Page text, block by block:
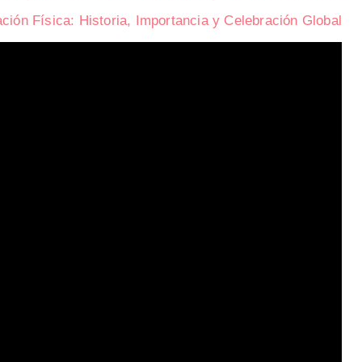
Física: Historia, Importancia y Celebración Global